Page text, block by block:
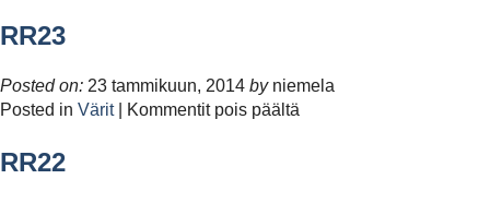
RR23
Posted on: 23 tammikuun, 2014 by niemela
Posted in Värit| Kommentit pois päältä
RR22